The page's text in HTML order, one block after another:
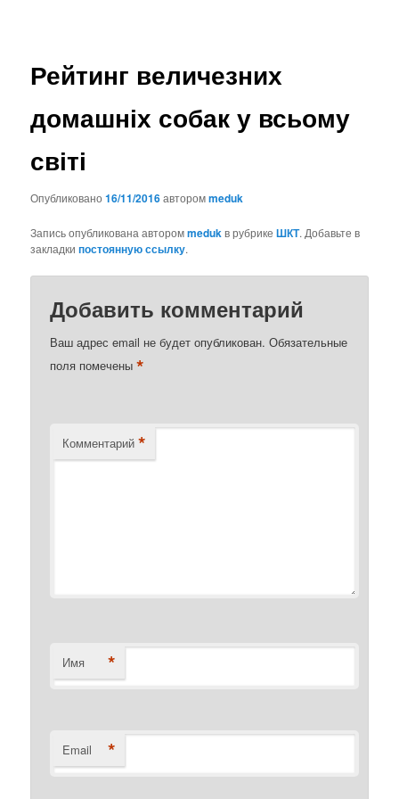
Рейтинг величезних
домашніх собак у всьому
світі
Опубликовано16/11/2016авторомmeduk
Запись опубликована авторомmedukв рубрикеШКТ. Добавьте в
закладкипостоянную ссылку.
Добавить комментарий
Ваш адрес email не будет опубликован. Обязательные
поля помечены*
Комментарий *
Имя *
Email *